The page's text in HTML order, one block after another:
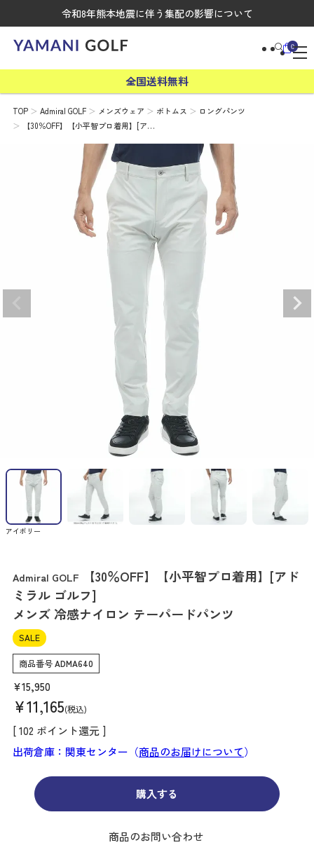
令和8年熊本地震に伴う集配の影響について
0
全国送料無料
TOP Admiral GOLF メンズウェア ボトムス
ロングパンツ
【30％OFF】【小平智プロ着用】[ア…
アイボリー
Admiral GOLF
【30％OFF】【小平智プロ着用】[アド
ミラル ゴルフ]
メンズ 冷感ナイロン テーパードパンツ
SALE
商品番号ADMA640
¥15,950
¥11,165 税込
[102 ポイント還元 ]
出荷倉庫：関東センター（商品のお届けについて）
購入する
商品のお問い合わせ